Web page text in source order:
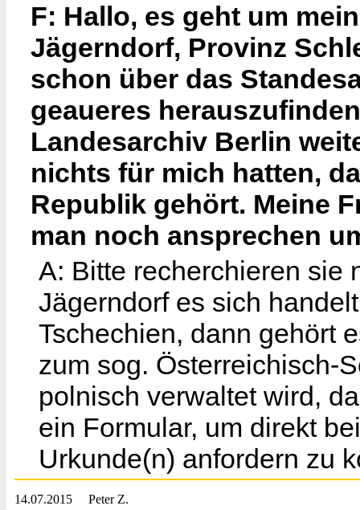
F: Hallo, es geht um
Jägerndorf, Provinz
schon über das
geaueres
Landesarchiv Berlin
nichts für mich hatten,
Republik gehört. Meine
man noch ansprechen
A: Bitte recherchieren sie
Jägerndorf es sich
Tschechien, dann gehört
zum sog. Österreichisch-
polnisch verwaltet wird,
ein Formular, um direkt
Urkunde(n) anfordern zu
14.07.2015 Peter Z.